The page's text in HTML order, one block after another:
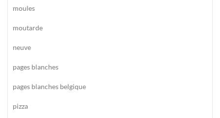
moules
moutarde
neuve
pages blanches
pages blanches belgique
pizza